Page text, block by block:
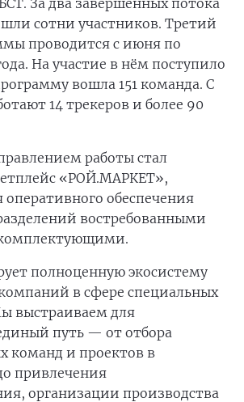
сотни участников. Третий
проводится с июня по
На участие в нём поступило
вошла 151 команда. С
14 трекеров и более 90
работы стал
«РОЙ.МАРКЕТ»,
оперативного обеспечения
востребованными
полноценную экосистему
в сфере специальных
выстраиваем для
путь — от отбора
команд и проектов в
привлечения
организации производства